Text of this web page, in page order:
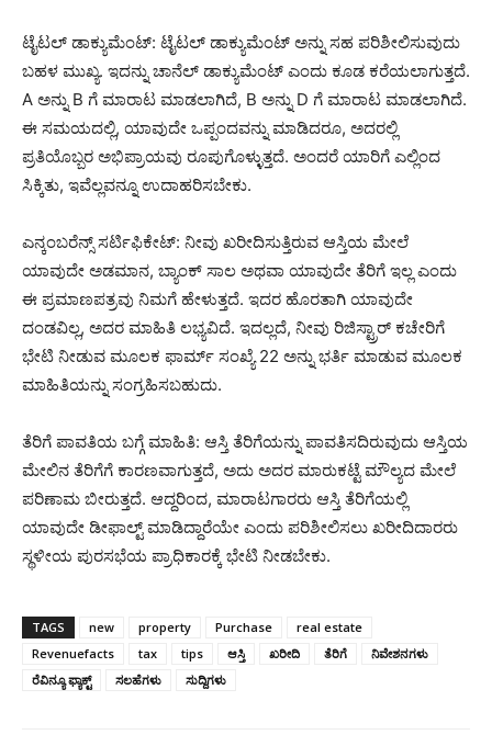
ಟೈಟಲ್ ಡಾಕ್ಯುಮೆಂಟ್: ಟೈಟಲ್ ಡಾಕ್ಯುಮೆಂಟ್ ಅನ್ನು ಸಹ ಪರಿಶೀಲಿಸುವುದು
ಬಹಳ ಮುಖ್ಯ. ಇದನ್ನು ಚಾನೆಲ್ ಡಾಕ್ಯುಮೆಂಟ್ ಎಂದು ಕೂಡ ಕರೆಯಲಾಗುತ್ತದೆ.
A ಅನ್ನು B ಗೆ ಮಾರಾಟ ಮಾಡಲಾಗಿದೆ, B ಅನ್ನು D ಗೆ ಮಾರಾಟ ಮಾಡಲಾಗಿದೆ.
ಈ ಸಮಯದಲ್ಲಿ, ಯಾವುದೇ ಒಪ್ಪಂದವನ್ನು ಮಾಡಿದರೂ, ಅದರಲ್ಲಿ
ಪ್ರತಿಯೊಬ್ಬರ ಅಭಿಪ್ರಾಯವು ರೂಪುಗೊಳ್ಳುತ್ತದೆ. ಅಂದರೆ ಯಾರಿಗೆ ಎಲ್ಲಿಂದ
ಸಿಕ್ಕಿತು, ಇವೆಲ್ಲವನ್ನೂ ಉದಾಹರಿಸಬೇಕು.
ಎನ್ಕಂಬರೆನ್ಸ್ ಸರ್ಟಿಫಿಕೇಟ್: ನೀವು ಖರೀದಿಸುತ್ತಿರುವ ಆಸ್ತಿಯ ಮೇಲೆ
ಯಾವುದೇ ಅಡಮಾನ, ಬ್ಯಾಂಕ್ ಸಾಲ ಅಥವಾ ಯಾವುದೇ ತೆರಿಗೆ ಇಲ್ಲ ಎಂದು
ಈ ಪ್ರಮಾಣಪತ್ರವು ನಿಮಗೆ ಹೇಳುತ್ತದೆ. ಇದರ ಹೊರತಾಗಿ ಯಾವುದೇ
ದಂಡವಿಲ್ಲ, ಅದರ ಮಾಹಿತಿ ಲಭ್ಯವಿದೆ. ಇದಲ್ಲದೆ, ನೀವು ರಿಜಿಸ್ಟ್ರಾರ್ ಕಚೇರಿಗೆ
ಭೇಟಿ ನೀಡುವ ಮೂಲಕ ಫಾರ್ಮ್ ಸಂಖ್ಯೆ 22 ಅನ್ನು ಭರ್ತಿ ಮಾಡುವ ಮೂಲಕ
ಮಾಹಿತಿಯನ್ನು ಸಂಗ್ರಹಿಸಬಹುದು.
ತೆರಿಗೆ ಪಾವತಿಯ ಬಗ್ಗೆ ಮಾಹಿತಿ: ಆಸ್ತಿ ತೆರಿಗೆಯನ್ನು ಪಾವತಿಸದಿರುವುದು ಆಸ್ತಿಯ
ಮೇಲಿನ ತೆರಿಗೆಗೆ ಕಾರಣವಾಗುತ್ತದೆ, ಅದು ಅದರ ಮಾರುಕಟ್ಟೆ ಮೌಲ್ಯದ ಮೇಲೆ
ಪರಿಣಾಮ ಬೀರುತ್ತದೆ. ಆದ್ದರಿಂದ, ಮಾರಾಟಗಾರರು ಆಸ್ತಿ ತೆರಿಗೆಯಲ್ಲಿ
ಯಾವುದೇ ಡೀಫಾಲ್ಟ್ ಮಾಡಿದ್ದಾರೆಯೇ ಎಂದು ಪರಿಶೀಲಿಸಲು ಖರೀದಿದಾರರು
ಸ್ಥಳೀಯ ಪುರಸಭೆಯ ಪ್ರಾಧಿಕಾರಕ್ಕೆ ಭೇಟಿ ನೀಡಬೇಕು.
TAGS new property Purchase
real estate
Revenuefacts
tax tips ಆಸ್ತಿ ಖರೀದಿ ತೆರಿಗೆ
ನಿವೇಶನಗಳು
ರೆವಿನ್ಯೂ ಫ್ಯಾಕ್ಟ್
ಸಲಹೆಗಳು ಸುದ್ದಿಗಳು